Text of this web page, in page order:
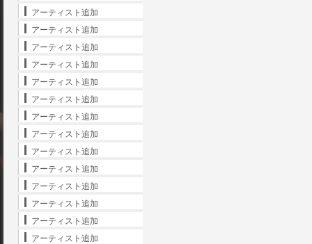
アーティスト追加
アーティスト追加
アーティスト追加
アーティスト追加
アーティスト追加
アーティスト追加
アーティスト追加
アーティスト追加
アーティスト追加
アーティスト追加
アーティスト追加
アーティスト追加
アーティスト追加
アーティスト追加